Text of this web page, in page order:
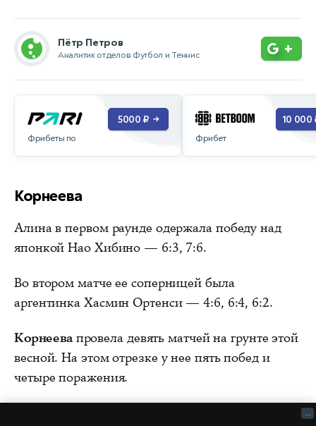
Пётр Петров
Аналитик отделов Футбол и Теннис +
Фрибеты по
5000 ₽ →
Фрибет
10 000
Корнеева
Алина в первом раунде одержала победу над
японкой Нао Хибино — 6:3, 7:6.
Во втором матче ее соперницей была
аргентинка Хасмин Ортенси — 4:6, 6:4, 6:2.
Корнеевапровела девять матчей на грунте этой
весной. На этом отрезке у нее пять побед и
четыре поражения.
...